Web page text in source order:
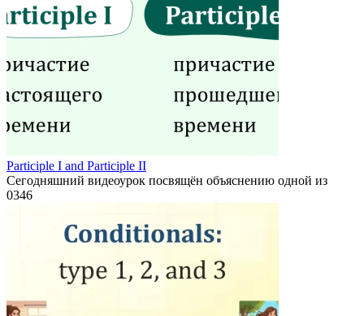
Participle I and Participle II
Сегодняшний видеоурок посвящён объяснению одной из
0346